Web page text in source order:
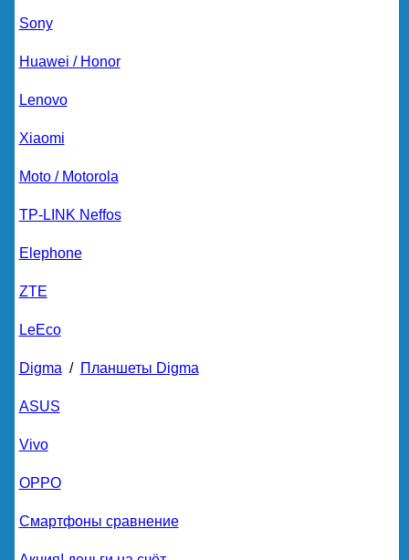
Sony
Huawei / Honor
Lenovo
Xiaomi
Moto / Motorola
TP-LINK Neffos
Elephone
ZTE
LeEco
Digma/ Планшеты Digma
ASUS
Vivo
OPPO
Смартфоны сравнение